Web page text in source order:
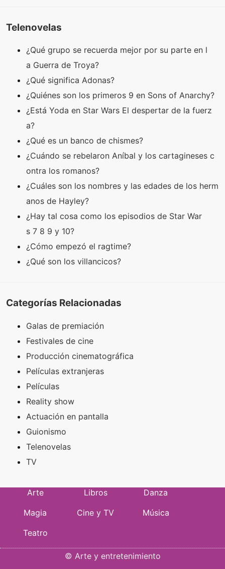
Telenovelas
¿Qué grupo se recuerda mejor por su parte en l
a Guerra de Troya?
¿Qué significa Adonas?
¿Quiénes son los primeros 9 en Sons of Anarchy?
¿Está Yoda en Star Wars El despertar de la fuerz
a?
¿Qué es un banco de chismes?
¿Cuándo se rebelaron Aníbal y los cartagineses c
ontra los romanos?
¿Cuáles son los nombres y las edades de los herm
anos de Hayley?
¿Hay tal cosa como los episodios de Star War
s 7 8 9 y 10?
¿Cómo empezó el ragtime?
¿Qué son los villancicos?
Categorías Relacionadas
Galas de premiación
Festivales de cine
Producción cinematográfica
Películas extranjeras
Películas
Reality show
Actuación en pantalla
Guionismo
Telenovelas
TV
Arte Libros
Danza
Magia
Cine y TV
Música
Teatro
© Arte y entretenimiento